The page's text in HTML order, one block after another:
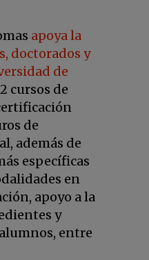
apoya la
doctorados y
de
cursos de
de
además de
específicas
en
apoyo a la
y
entre